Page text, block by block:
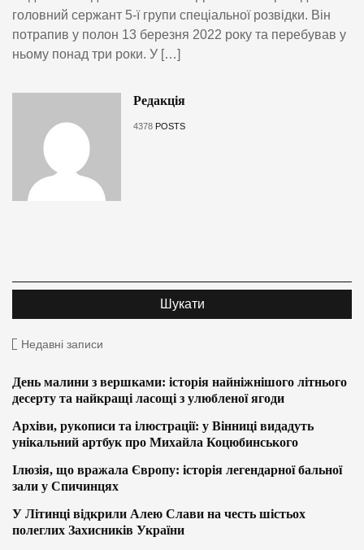
головний сержант 5-ї групи спеціальної розвідки. Він
потрапив у полон 13 березня 2022 року та перебував у
ньому понад три роки. У […]
Редакція
4378 POSTS
Недавні записи
День малини з вершками: історія найніжнішого літнього
десерту та найкращі ласощі з улюбленої ягоди
Архіви, рукописи та ілюстрації: у Вінниці видадуть
унікальний артбук про Михайла Коцюбинського
Ілюзія, що вражала Європу: історія легендарної бальної
зали у Спичинцях
У Літинці відкрили Алею Слави на честь шістьох
полеглих Захисників України